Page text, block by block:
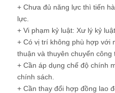
+ Chưa đủ năng lực thì tiến
lực.
+ Vi phạm kỷ luật: Xư lý kỷ
+ Có vị trí không phù hợp với
thuận và thuyên chuyển công
+ Cần áp dụng chế độ chính
chính sách.
+ Cần thay đổi hợp đồng lao